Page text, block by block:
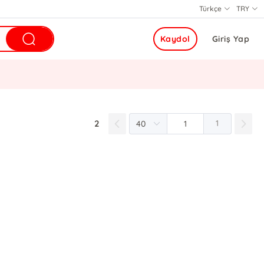
TRY
Türkçe
Giriş Yap
Kaydol
2 1